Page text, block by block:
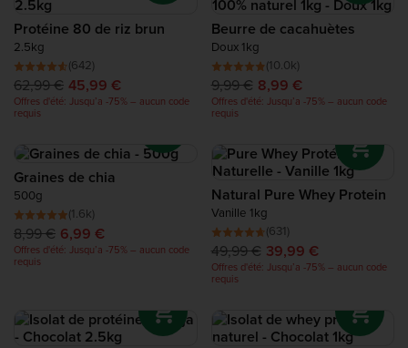
Protéine de Récupération
Complete Food Shake
Barres protéinées
Smoothies Protéinés
Snacks Protéinés
Alimentation Protéinée
Protéine 80 de riz brun
2.5kg
(642)
62,99 € 45,99 €
Offres d'été: Jusqu’a -75% – aucun code
requis
Beurre de cacahuètes
Doux 1kg
(10.0k)
9,99 € 8,99 €
Offres d'été: Jusqu’a -75% – aucun code
requis
Graines de chia
500g
(1.6k)
8,99 € 6,99 €
Offres d'été: Jusqu’a -75% – aucun code
requis
Natural Pure Whey Protein
Vanille 1kg
(631)
49,99 € 39,99 €
Offres d'été: Jusqu’a -75% – aucun code
requis